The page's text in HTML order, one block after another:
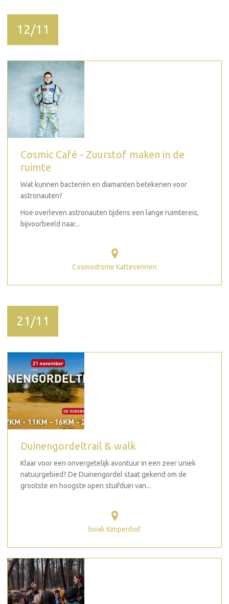
12/11
Cosmic Café - Zuurstof maken in de
ruimte
Wat kunnen bacteriën en diamanten betekenen voor
astronauten?
Hoe overleven astronauten tijdens een lange ruimtereis,
bijvoorbeeld naar...
Cosmodrome Kattevennen
21/11
Duinengordeltrail & walk
Klaar voor een onvergetelijk avontuur in een zeer uniek
natuurgebied? De Duinengordel staat gekend om de
grootste en hoogste open stuifduin van...
bivak Kimpenhof